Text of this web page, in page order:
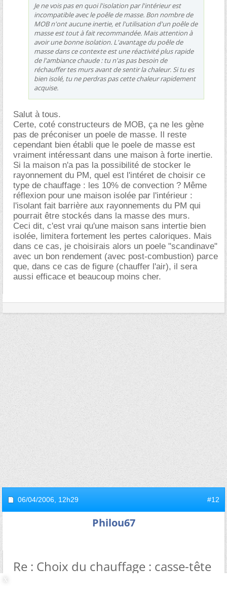
Je ne vois pas en quoi l'isolation par l'intérieur est
incompatible avec le poêle de masse. Bon nombre de
MOB n'ont aucune inertie, et l'utilisation d'un poêle de
masse est tout à fait recommandée. Mais attention à
avoir une bonne isolation. L'avantage du poêle de
masse dans ce contexte est une réactivité plus rapide
de l'ambiance chaude : tu n'as pas besoin de
réchauffer tes murs avant de sentir la chaleur. Si tu es
bien isolé, tu ne perdras pas cette chaleur rapidement
acquise.
Salut à tous.
Certe, coté constructeurs de MOB, ça ne les gène
pas de préconiser un poele de masse. Il reste
cependant bien établi que le poele de masse est
vraiment intéressant dans une maison à forte inertie.
Si la maison n'a pas la possibilité de stocker le
rayonnement du PM, quel est l'intéret de choisir ce
type de chauffage : les 10% de convection ? Même
réflexion pour une maison isolée par l'intérieur :
l'isolant fait barrière aux rayonnements du PM qui
pourrait être stockés dans la masse des murs.
Ceci dit, c'est vrai qu'une maison sans intertie bien
isolée, limitera fortement les pertes caloriques. Mais
dans ce cas, je choisirais alors un poele "scandinave"
avec un bon rendement (avec post-combustion) parce
que, dans ce cas de figure (chauffer l'air), il sera
aussi efficace et beaucoup moins cher.
06/04/2006, 12h29 #12
Philou67
Re : Choix du chauffage : casse-tête